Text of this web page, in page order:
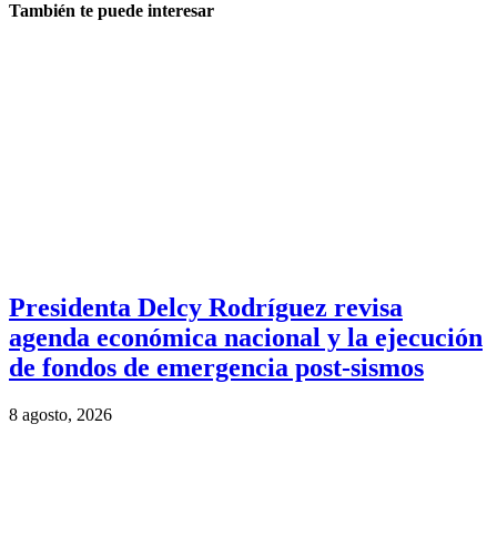
También te puede interesar
Presidenta Delcy Rodríguez revisa
agenda económica nacional y la ejecución
de fondos de emergencia post-sismos
8 agosto, 2026